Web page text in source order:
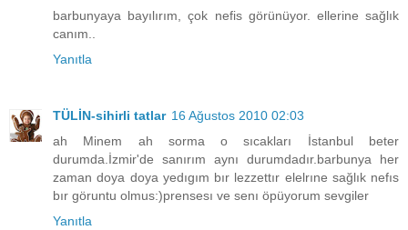
barbunyaya bayılırım, çok nefis görünüyor. ellerine sağlık
canım..
Yanıtla
TÜLİN-sihirli tatlar 16 Ağustos 2010 02:03
ah Minem ah sorma o sıcakları İstanbul beter
durumda.İzmir'de sanırım aynı durumdadır.barbunya her
zaman doya doya yedıgım bır lezzettır elelrıne sağlık nefıs
bır göruntu olmus:)prensesı ve senı öpüyorum sevgiler
Yanıtla